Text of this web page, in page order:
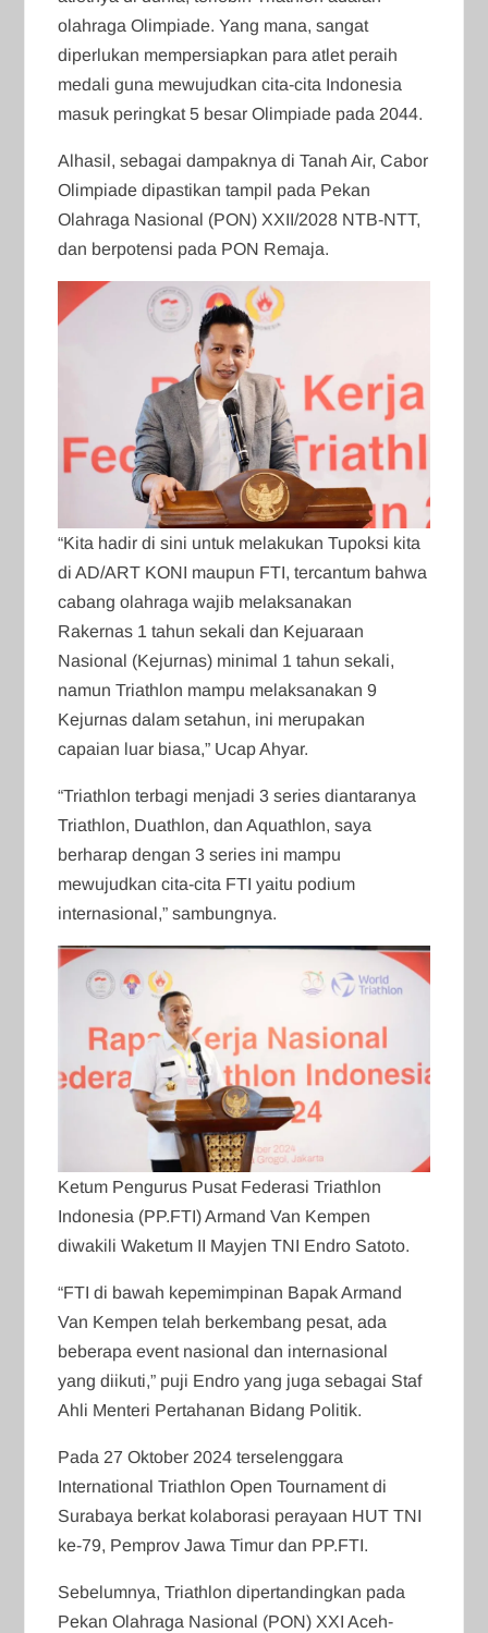
olahraga Olimpiade. Yang mana, sangat
diperlukan mempersiapkan para atlet peraih
medali guna mewujudkan cita-cita Indonesia
masuk peringkat 5 besar Olimpiade pada 2044.
Alhasil, sebagai dampaknya di Tanah Air, Cabor
Olimpiade dipastikan tampil pada Pekan
Olahraga Nasional (PON) XXII/2028 NTB-NTT,
dan berpotensi pada PON Remaja.
“Kita hadir di sini untuk melakukan Tupoksi kita
di AD/ART KONI maupun FTI, tercantum bahwa
cabang olahraga wajib melaksanakan
Rakernas 1 tahun sekali dan Kejuaraan
Nasional (Kejurnas) minimal 1 tahun sekali,
namun Triathlon mampu melaksanakan 9
Kejurnas dalam setahun, ini merupakan
capaian luar biasa,” Ucap Ahyar.
“Triathlon terbagi menjadi 3 series diantaranya
Triathlon, Duathlon, dan Aquathlon, saya
berharap dengan 3 series ini mampu
mewujudkan cita-cita FTI yaitu podium
internasional,” sambungnya.
Ketum Pengurus Pusat Federasi Triathlon
Indonesia (PP.FTI) Armand Van Kempen
diwakili Waketum II Mayjen TNI Endro Satoto.
“FTI di bawah kepemimpinan Bapak Armand
Van Kempen telah berkembang pesat, ada
beberapa event nasional dan internasional
yang diikuti,” puji Endro yang juga sebagai Staf
Ahli Menteri Pertahanan Bidang Politik.
Pada 27 Oktober 2024 terselenggara
International Triathlon Open Tournament di
Surabaya berkat kolaborasi perayaan HUT TNI
ke-79, Pemprov Jawa Timur dan PP.FTI.
Sebelumnya, Triathlon dipertandingkan pada
Pekan Olahraga Nasional (PON) XXI Aceh-